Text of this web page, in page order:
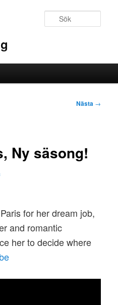
Nästa →
Ny säsong!
for her dream job,
and romantic
her to decide where